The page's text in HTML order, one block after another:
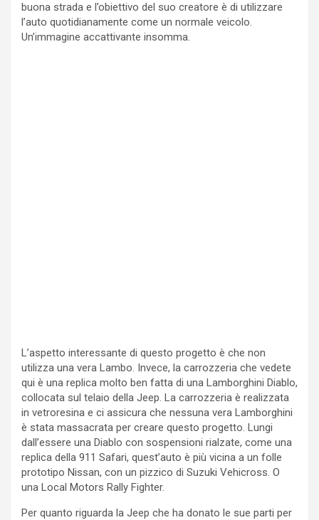
buona strada e l’obiettivo del suo creatore è di utilizzare
l’auto quotidianamente come un normale veicolo.
Un’immagine accattivante insomma.
L’aspetto interessante di questo progetto è che non
utilizza una vera Lambo. Invece, la carrozzeria che vedete
qui è una replica molto ben fatta di una Lamborghini Diablo,
collocata sul telaio della Jeep. La carrozzeria è realizzata
in vetroresina e ci assicura che nessuna vera Lamborghini
è stata massacrata per creare questo progetto. Lungi
dall’essere una Diablo con sospensioni rialzate, come una
replica della 911 Safari, quest’auto è più vicina a un folle
prototipo Nissan, con un pizzico di Suzuki Vehicross. O
una Local Motors Rally Fighter.
Per quanto riguarda la Jeep che ha donato le sue parti per